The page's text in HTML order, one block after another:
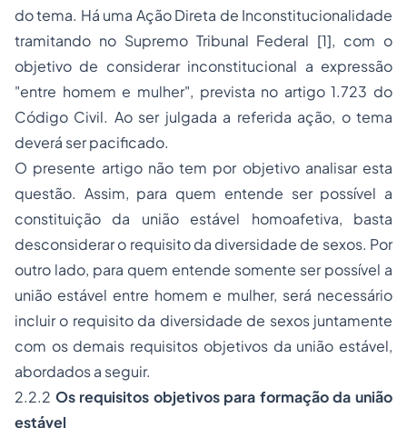
do tema. Há uma Ação Direta de Inconstitucionalidade
tramitando no Supremo Tribunal Federal [1], com o
objetivo de considerar inconstitucional a expressão
"entre homem e mulher", prevista no artigo 1.723 do
Código Civil. Ao ser julgada a referida ação, o tema
deverá ser pacificado.
O presente artigo não tem por objetivo analisar esta
questão. Assim, para quem entende ser possível a
constituição da união estável homoafetiva, basta
desconsiderar o requisito da diversidade de sexos. Por
outro lado, para quem entende somente ser possível a
união estável entre homem e mulher, será necessário
incluir o requisito da diversidade de sexos juntamente
com os demais requisitos objetivos da união estável,
abordados a seguir.
2.2.2 Os requisitos objetivos para formação da união
estável